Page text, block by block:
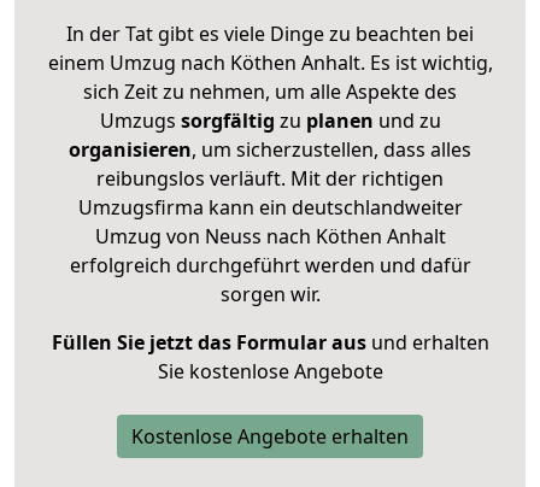
In der Tat gibt es viele Dinge zu beachten bei
einem Umzug nach Köthen Anhalt. Es ist wichtig,
sich Zeit zu nehmen, um alle Aspekte des
Umzugs sorgfältig zu planen und zu
organisieren, um sicherzustellen, dass alles
reibungslos verläuft. Mit der richtigen
Umzugsfirma kann ein deutschlandweiter
Umzug von Neuss nach Köthen Anhalt
erfolgreich durchgeführt werden und dafür
sorgen wir.
Füllen Sie jetzt das Formular ausund erhalten
Sie kostenlose Angebote
Kostenlose Angebote erhalten